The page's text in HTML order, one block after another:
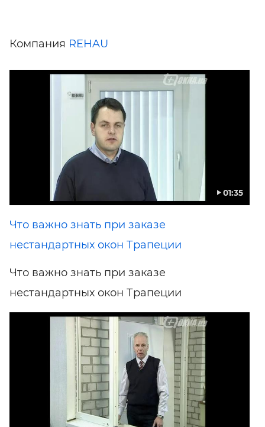
Компания REHAU
01:35
Что важно знать при заказе
нестандартных окон Трапеции
Что важно знать при заказе
нестандартных окон Трапеции